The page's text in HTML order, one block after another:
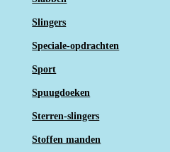
Slingers
Speciale-opdrachten
Sport
Spuugdoeken
Sterren-slingers
Stoffen manden